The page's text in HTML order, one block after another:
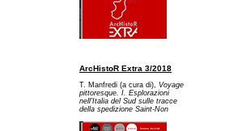
ArcHistoR Extra 3/2018
T. Manfredi (a cura di), Voyage
pittoresque. I. Esplorazioni
nell'Italia del Sud sulle tracce
della spedizione Saint-Non